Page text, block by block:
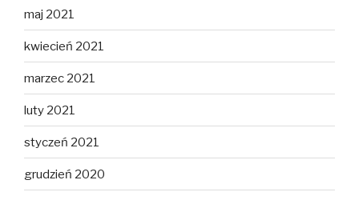
maj 2021
kwiecień 2021
marzec 2021
luty 2021
styczeń 2021
grudzień 2020